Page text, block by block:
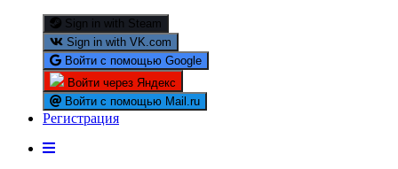
Sign in with Steam
Sign in with VK.com
Войти с помощью Google
Войти через Яндекс
Войти с помощью Mail.ru
Регистрация